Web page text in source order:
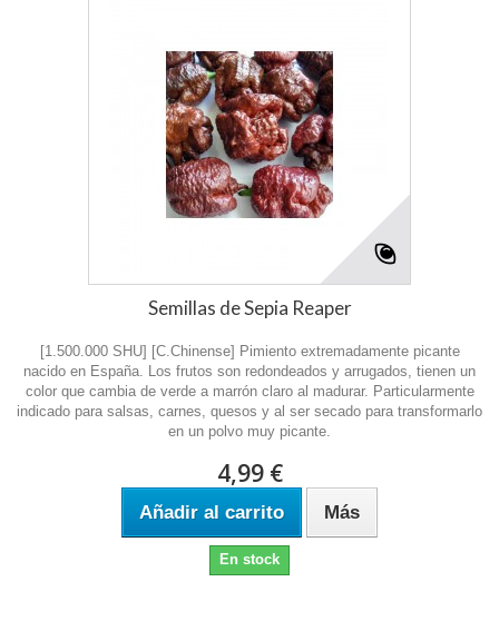
Semillas de Sepia Reaper
[1.500.000 SHU] [C.Chinense] Pimiento extremadamente picante
nacido en España. Los frutos son redondeados y arrugados, tienen un
color que cambia de verde a marrón claro al madurar. Particularmente
indicado para salsas, carnes, quesos y al ser secado para transformarlo
en un polvo muy picante.
4,99 €
Añadir al carrito Más
En stock